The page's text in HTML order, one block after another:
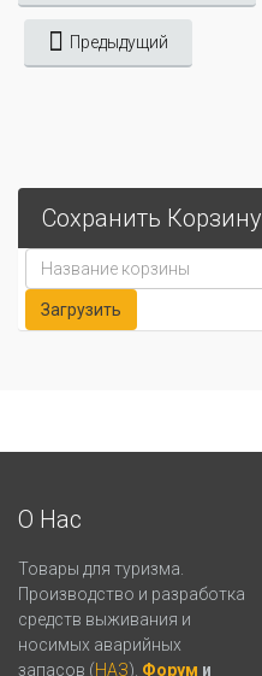
Предыдущий
Сохранить Корзину
О Нас
Товары для туризма.
Производство и разработка
средств выживания и
носимых аварийных
запасов (НАЗ). Форум и